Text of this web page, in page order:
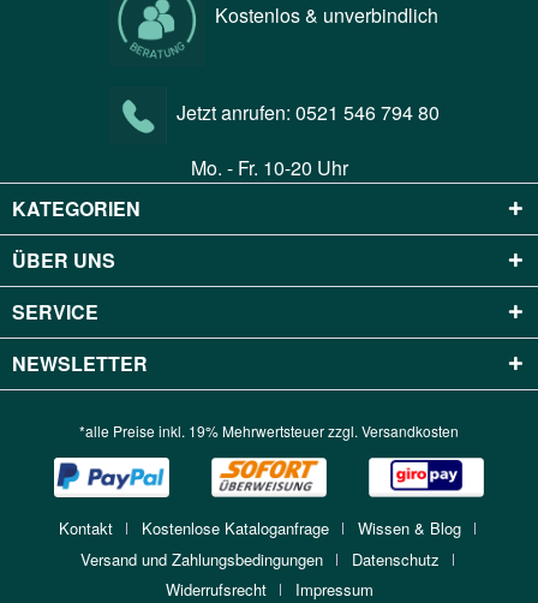
Kostenlos & unverbindlich
Jetzt anrufen: 0521 546 794 80
Mo. - Fr. 10-20 Uhr
KATEGORIEN
ÜBER UNS
SERVICE
NEWSLETTER
*alle Preise inkl. 19% Mehrwertsteuer zzgl. Versandkosten
Kontakt Kostenlose Kataloganfrage
Wissen & Blog
Versand und Zahlungsbedingungen
Datenschutz
Widerrufsrecht
Impressum